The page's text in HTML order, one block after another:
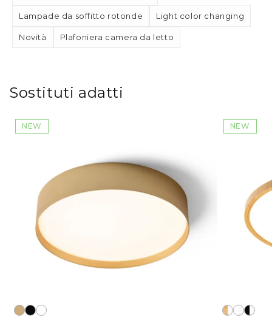
Lampade da soffitto rotonde Light color changing
Novità Plafoniera camera da letto
Sostituti adatti
NEW NEW